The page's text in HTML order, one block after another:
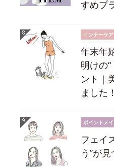
すめプ
インナーケア
年末年
明けの
ント｜
ました！
ポイントメ
フェイ
う”が